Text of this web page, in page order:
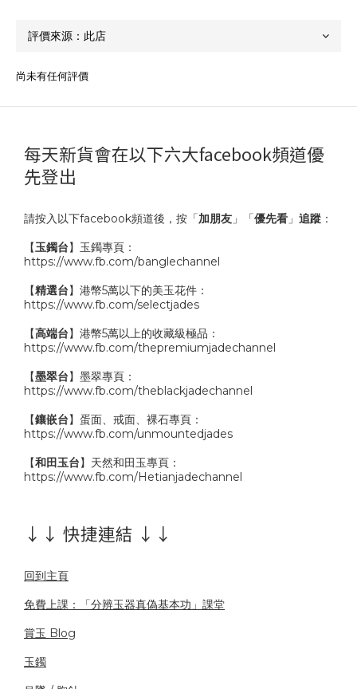
尚未有任何評價
每天新貨會在以下六大facebook頻道優
先登出
請按入以下facebook頻道後，按「加朋友 」「優先看 」 追蹤 ：
【玉鐲台】玉鐲專頁：
https://www.fb.com/banglechannel
【精選台】港幣5萬以下的美玉花件：
https://www.fb.com/selectjades
【高端台】港幣5萬以上的收藏級極品：
https://www.fb.com/thepremiumjadechannel
【墨翠台】墨翠專頁：
https://www.fb.com/theblackjadechannel
【鑲嵌台】蛋面、戒面、裸石專頁：
https://www.fb.com/unmountedjades
【和田玉台】天然和田玉專頁：
https://www.fb.com/Hetianjadechannel
↓↓ 快捷連結 ↓↓
回到主頁
免費上課：「分辨玉器真偽基本功」課堂
賞玉 Blog
玉鐲